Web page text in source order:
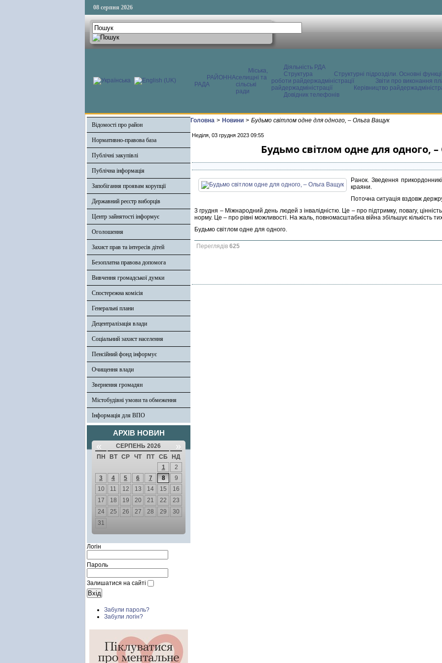
08 серпня 2026
РАЙОННА
РАДА
Міська,
селищні та
сільські
ради
Діяльність РДА
Структура
Структурні підрозділи. Основні
роботи райдержадміністрації
Звіти про виконання
райдержадміністрації
Керівництво
Довідник телефонів
Відомості про район
Нормативно-правова база
Публічні закупівлі
Публічна інформація
Запобігання проявам корупції
Державний реєстр виборців
Центр зайнятості інформує
Оголошення
Захист прав та інтересів дітей
Безоплатна правова допомога
Вивчення громадської думки
Спостережна комісія
Генеральні плани
Децентралізація влади
Соціальний захист населення
Пенсійний фонд інформує
Очищення влади
Звернення громадян
Містобудівні умови та обмеження
Інформація для ВПО
АРХІВ НОВИН
« СЕРПЕНЬ 2026 »
ПН ВТ СР ЧТ ПТ СБ
НД
1
2
3
4 5 6 7 8
9
10
11 12 13 14 15
16
17
18 19 20 21 22
23
24
25 26 27 28 29
30
31
Логін
Пароль
Залишатися на сайті
Забули пароль?
Забули логін?
Головна > Новини > Будьмо світлом одне для одного, – Ольга Ващук
Неділя, 03 грудня 2023 09:55
Будьмо світлом одне для одного,
Ранок. Зведення
краяни.
Поточна ситуація вздовж
3 грудня – Міжнародний день людей з інвалідністю. Це – про підтримку, повагу,
норму. Це – про рівні можливості. На жаль, повномасштабна війна збільшує кількість
Будьмо світлом одне для одного.
Переглядів 625